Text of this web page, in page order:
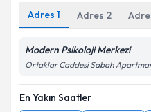
Adres 1 Adres 2
Modern Psikoloji Merkezi
Ortaklar Caddesi Sabah
En Yakın Saatler